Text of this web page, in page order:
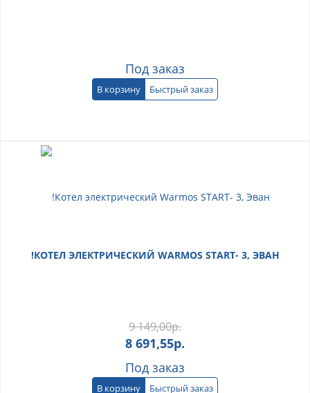
Под заказ
В корзину Быстрый заказ
!КОТЕЛ ЭЛЕКТРИЧЕСКИЙ WARMOS START- 3, ЭВАН
9 149,00р.
8 691,55р.
Под заказ
В корзину Быстрый заказ